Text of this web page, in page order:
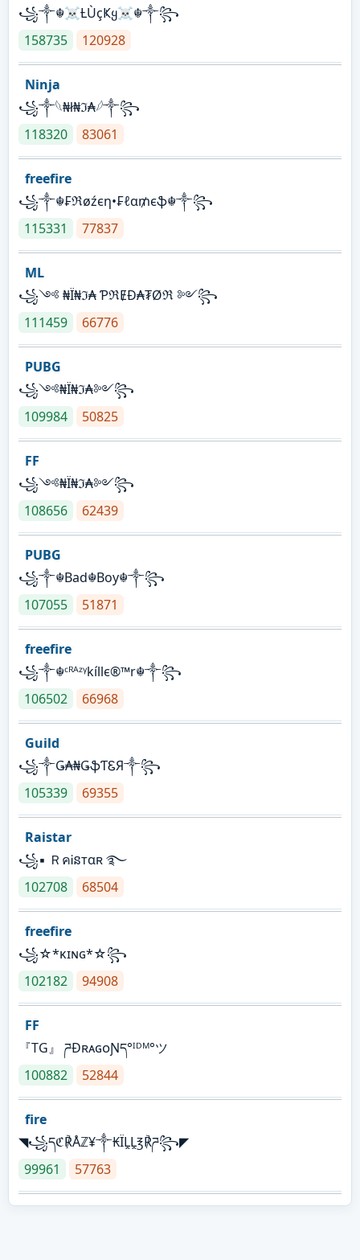
꧁༒☬☠Ƚ︎ÙçҜყ☠︎☬༒꧂
158735
120928
Ninja
꧁⁣༒𓆩₦ł₦ℑ₳𓆪༒꧂
118320
83061
freefire
꧁༒☬₣ℜøźєη•₣ℓα₥єֆ☬༒꧂
115331
77837
ML
꧁༺ ₦Ї₦ℑ₳ ƤℜɆĐ₳₮Øℜ ༻꧂
111459
66776
PUBG
꧁༺₦Ї₦ℑ₳༻꧂
109984
50825
FF
꧁༺₦Ї₦ℑ₳༻꧂
108656
62439
PUBG
꧁༒☬Bad☬Boy☬༒꧂
107055
51871
freefire
꧁༒☬ᶜᴿᴬᶻᵞkíllє®™r☬༒꧂
106502
66968
Guild
꧁༒Ǥ₳₦ǤֆƬᏋЯ༒꧂
105339
69355
Raistar
꧁▪ ＲคᎥនтαʀ ࿐
102708
68504
freefire
꧁☆*κɪɴɢ*☆꧂
102182
94908
FF
『TG』 ཌĐʀᴀɢᴏƝད°ᴵᴰᴹ°ツ
100882
52844
fire
◥꧁དℭ℟Åℤ¥༒₭ÏḼḼ℥℟ཌ꧂◤
99961
57763